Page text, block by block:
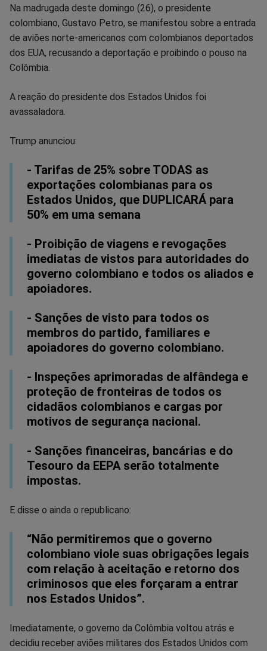
Compartilhar
no
Facebook
Compartilhar
no
Compartilhar
no
Compartilhar
no
Compartilhar
no
no
Na madrugada deste domingo (26), o presidente
colombiano, Gustavo Petro, se manifestou sobre a entrada
de aviões norte-americanos com colombianos deportados
dos EUA, recusando a deportação e proibindo o pouso na
Colômbia.
A reação do presidente dos Estados Unidos foi
avassaladora.
Trump anunciou:
- Tarifas de 25% sobre TODAS as
exportações colombianas para os
Estados Unidos, que DUPLICARÁ para
50% em uma semana
- Proibição de viagens e revogações
imediatas de vistos para autoridades do
governo colombiano e todos os aliados e
apoiadores.
- Sanções de visto para todos os
membros do partido, familiares e
apoiadores do governo colombiano.
- Inspeções aprimoradas de alfândega e
proteção de fronteiras de todos os
cidadãos colombianos e cargas por
motivos de segurança nacional.
- Sanções financeiras, bancárias e do
Tesouro da EEPA serão totalmente
impostas.
E disse o ainda o republicano:
“Não permitiremos que o governo
colombiano viole suas obrigações legais
com relação à aceitação e retorno dos
criminosos que eles forçaram a entrar
nos Estados Unidos”.
Imediatamente, o governo da Colômbia voltou atrás e
decidiu receber aviões militares dos Estados Unidos com